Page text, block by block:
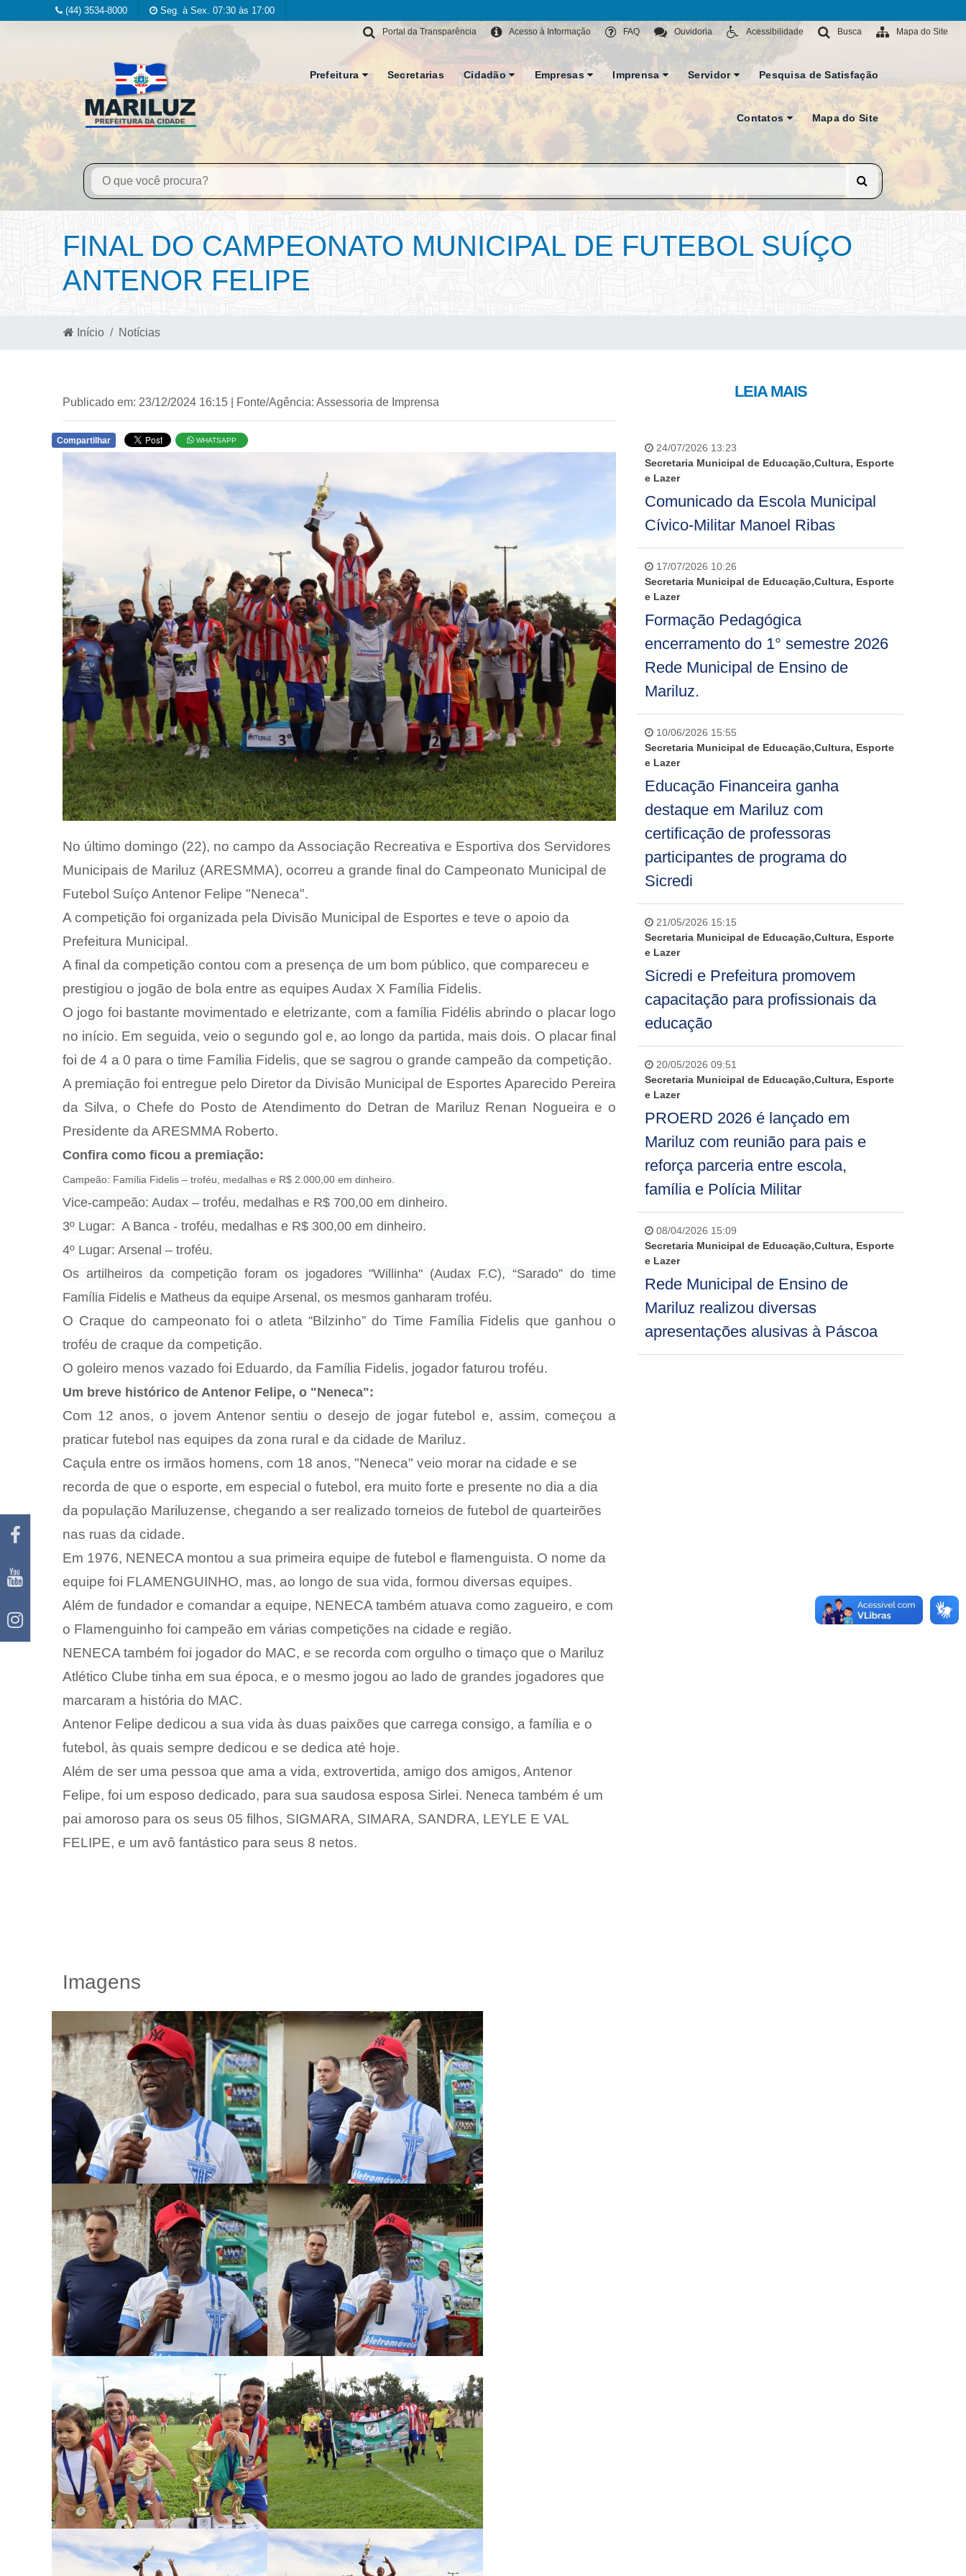
(44) 3534-8000 Seg. à Sex. 07:30 às 17:00
Mapa do Site
Busca
Acessibilidade
Ouvidoria
FAQ
Acesso à Informação
Portal da Transparência
Prefeitura Secretarias Cidadão Empresas Imprensa Servidor Pesquisa de Satisfação
Contatos Mapa do Site
FINAL DO CAMPEONATO MUNICIPAL DE FUTEBOL SUÍÇO
ANTENOR FELIPE
Início Notícias
Publicado em: 23/12/2024 16:15 | Fonte/Agência: Assessoria de Imprensa
Compartilhar WHATSAPP
No último domingo (22), no campo da Associação Recreativa e Esportiva dos Servidores
Municipais de Mariluz (ARESMMA), ocorreu a grande final do Campeonato Municipal de
Futebol Suíço Antenor Felipe "Neneca".
A competição foi organizada pela Divisão Municipal de Esportes e teve o apoio da
Prefeitura Municipal.
A final da competição contou com a presença de um bom público, que compareceu e
prestigiou o jogão de bola entre as equipes Audax X Família Fidelis.
O jogo foi bastante movimentado e eletrizante, com a família Fidélis abrindo o placar logo
no início. Em seguida, veio o segundo gol e, ao longo da partida, mais dois. O placar final
foi de 4 a 0 para o time Família Fidelis, que se sagrou o grande campeão da competição.
A premiação foi entregue pelo Diretor da Divisão Municipal de Esportes Aparecido Pereira
da Silva, o Chefe do Posto de Atendimento do Detran de Mariluz Renan Nogueira e o
Presidente da ARESMMA Roberto.
Confira como ficou a premiação:
Campeão: Família Fidelis – troféu, medalhas e R$ 2.000,00 em dinheiro.
Vice-campeão: Audax – troféu, medalhas e R$ 700,00 em dinheiro.
3º Lugar: A Banca - troféu, medalhas e R$ 300,00 em dinheiro.
4º Lugar: Arsenal – troféu.
Os artilheiros da competição foram os jogadores "Willinha" (Audax F.C), “Sarado” do time
Família Fidelis e Matheus da equipe Arsenal, os mesmos ganharam troféu.
O Craque do campeonato foi o atleta “Bilzinho” do Time Família Fidelis que ganhou o
troféu de craque da competição.
O goleiro menos vazado foi Eduardo, da Família Fidelis, jogador faturou troféu.
Um breve histórico de Antenor Felipe, o "Neneca":
Com 12 anos, o jovem Antenor sentiu o desejo de jogar futebol e, assim, começou a
praticar futebol nas equipes da zona rural e da cidade de Mariluz.
Caçula entre os irmãos homens, com 18 anos, "Neneca" veio morar na cidade e se
recorda de que o esporte, em especial o futebol, era muito forte e presente no dia a dia
da população Mariluzense, chegando a ser realizado torneios de futebol de quarteirões
nas ruas da cidade.
Em 1976, NENECA montou a sua primeira equipe de futebol e flamenguista. O nome da
equipe foi FLAMENGUINHO, mas, ao longo de sua vida, formou diversas equipes.
Além de fundador e comandar a equipe, NENECA também atuava como zagueiro, e com
o Flamenguinho foi campeão em várias competições na cidade e região.
NENECA também foi jogador do MAC, e se recorda com orgulho o timaço que o Mariluz
Atlético Clube tinha em sua época, e o mesmo jogou ao lado de grandes jogadores que
marcaram a história do MAC.
Antenor Felipe dedicou a sua vida às duas paixões que carrega consigo, a família e o
futebol, às quais sempre dedicou e se dedica até hoje.
Além de ser uma pessoa que ama a vida, extrovertida, amigo dos amigos, Antenor
Felipe, foi um esposo dedicado, para sua saudosa esposa Sirlei. Neneca também é um
pai amoroso para os seus 05 filhos, SIGMARA, SIMARA, SANDRA, LEYLE E VAL
FELIPE, e um avô fantástico para seus 8 netos.
Imagens
LEIA MAIS
24/07/2026 13:23
Secretaria Municipal de Educação,Cultura, Esporte
e Lazer
Comunicado da Escola Municipal
Cívico-Militar Manoel Ribas
17/07/2026 10:26
Secretaria Municipal de Educação,Cultura, Esporte
e Lazer
Formação Pedagógica
encerramento do 1° semestre 2026
Rede Municipal de Ensino de
Mariluz.
10/06/2026 15:55
Secretaria Municipal de Educação,Cultura, Esporte
e Lazer
Educação Financeira ganha
destaque em Mariluz com
certificação de professoras
participantes de programa do
Sicredi
21/05/2026 15:15
Secretaria Municipal de Educação,Cultura, Esporte
e Lazer
Sicredi e Prefeitura promovem
capacitação para profissionais da
educação
20/05/2026 09:51
Secretaria Municipal de Educação,Cultura, Esporte
e Lazer
PROERD 2026 é lançado em
Mariluz com reunião para pais e
reforça parceria entre escola,
família e Polícia Militar
08/04/2026 15:09
Secretaria Municipal de Educação,Cultura, Esporte
e Lazer
Rede Municipal de Ensino de
Mariluz realizou diversas
apresentações alusivas à Páscoa